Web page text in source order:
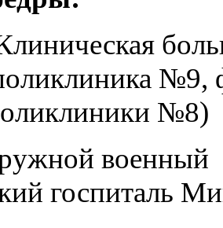
№9,
№8)
военный
госпиталь